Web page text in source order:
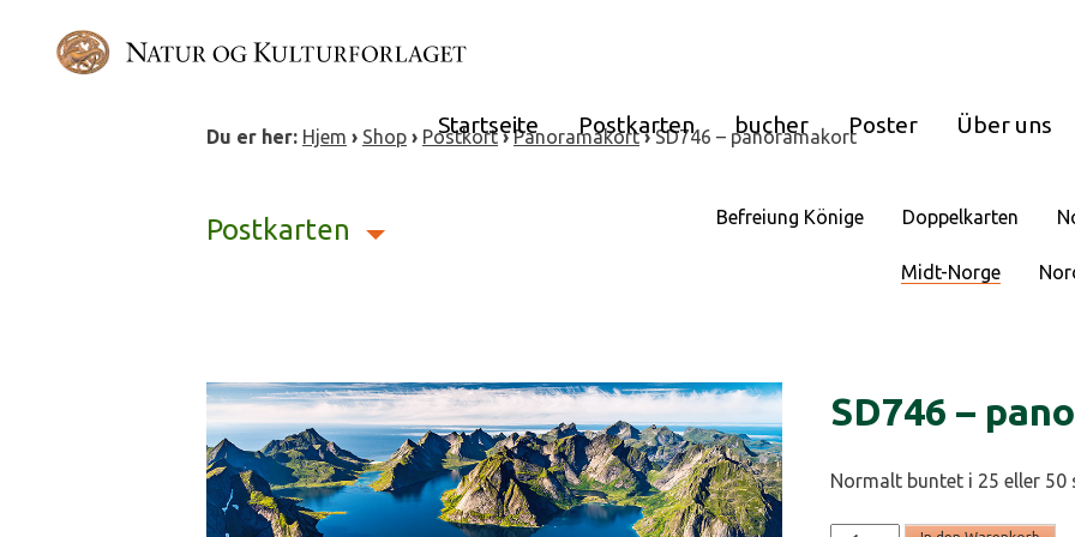
content
Startseite Postkarten bucher Poster Über uns
Du er her: Hjem › Shop › Postkort›Panoramakort›SD746 – panoramakort
Postkarten Befreiung Könige Doppelkarten
Midt-Norge
SD746 –
Normalt buntet i 25 eller 50